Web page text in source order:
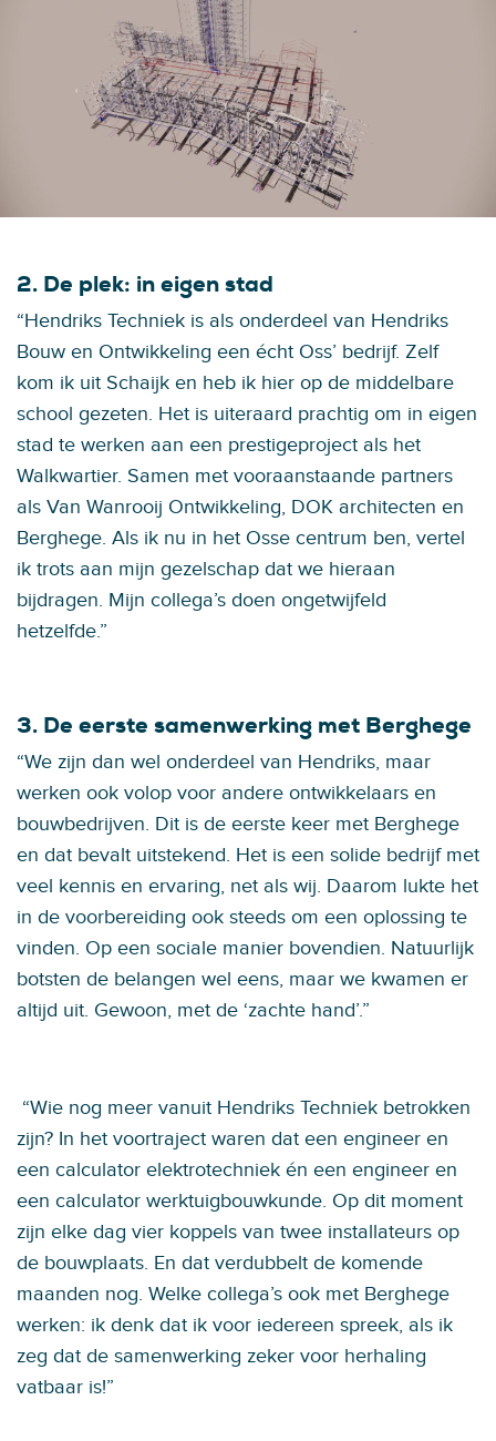
2. De plek: in eigen stad
“Hendriks Techniek is als onderdeel van Hendriks
Bouw en Ontwikkeling een écht Oss’ bedrijf. Zelf
kom ik uit Schaijk en heb ik hier op de middelbare
school gezeten. Het is uiteraard prachtig om in eigen
stad te werken aan een prestigeproject als het
Walkwartier. Samen met vooraanstaande partners
als Van Wanrooij Ontwikkeling, DOK architecten en
Berghege. Als ik nu in het Osse centrum ben, vertel
ik trots aan mijn gezelschap dat we hieraan
bijdragen. Mijn collega’s doen ongetwijfeld
hetzelfde.”
3. De eerste samenwerking met Berghege
“We zijn dan wel onderdeel van Hendriks, maar
werken ook volop voor andere ontwikkelaars en
bouwbedrijven. Dit is de eerste keer met Berghege
en dat bevalt uitstekend. Het is een solide bedrijf met
veel kennis en ervaring, net als wij. Daarom lukte het
in de voorbereiding ook steeds om een oplossing te
vinden. Op een sociale manier bovendien. Natuurlijk
botsten de belangen wel eens, maar we kwamen er
altijd uit. Gewoon, met de ‘zachte hand’.”
“Wie nog meer vanuit Hendriks Techniek betrokken
zijn? In het voortraject waren dat een engineer en
een calculator elektrotechniek én een engineer en
een calculator werktuigbouwkunde. Op dit moment
zijn elke dag vier koppels van twee installateurs op
de bouwplaats. En dat verdubbelt de komende
maanden nog. Welke collega’s ook met Berghege
werken: ik denk dat ik voor iedereen spreek, als ik
zeg dat de samenwerking zeker voor herhaling
vatbaar is!”